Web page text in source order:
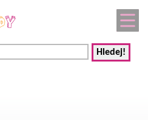
Hledej!